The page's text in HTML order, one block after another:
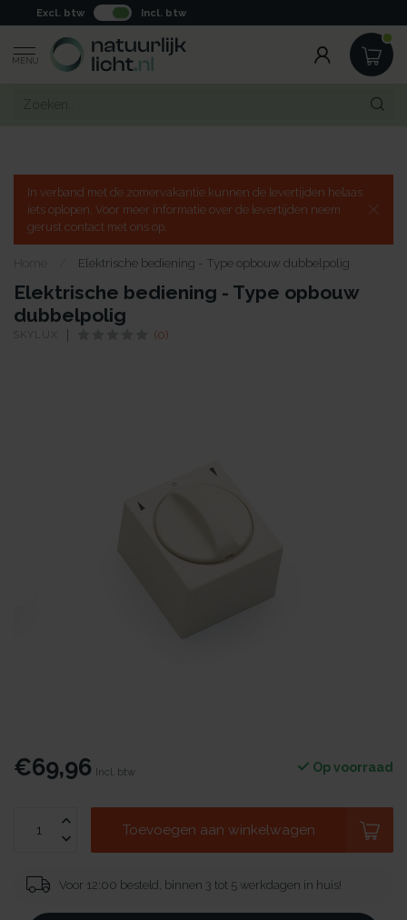
Excl. btw Incl. btw
MENU
In verband met de zomervakantie kunnen de levertijden helaas
iets oplopen. Voor meer informatie over de levertijden neem
gerust contact met ons op.
Home Elektrische bediening - Type opbouw dubbelpolig
Elektrische bediening - Type opbouw
dubbelpolig
SKYLUX (0)
€69,96 Incl. btw Op voorraad
Toevoegen aan winkelwagen
Voor 12:00 besteld, binnen 3 tot 5 werkdagen in huis!